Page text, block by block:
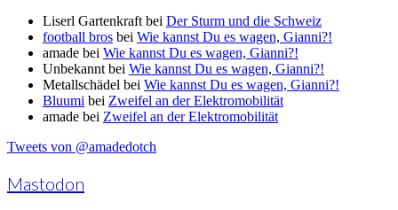
Liserl Gartenkraft bei Der Sturm und die Schweiz
football bros bei Wie kannst Du es wagen, Gianni?!
amade bei Wie kannst Du es wagen, Gianni?!
Unbekannt bei Wie kannst Du es wagen, Gianni?!
Metallschädel bei Wie kannst Du es wagen, Gianni?!
Bluumi bei Zweifel an der Elektromobilität
amade bei Zweifel an der Elektromobilität
Tweets von @amadedotch
Mastodon